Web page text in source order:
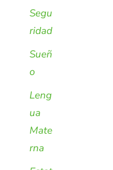
Segu
ridad
Sueñ
o
Leng
ua
Mate
rna